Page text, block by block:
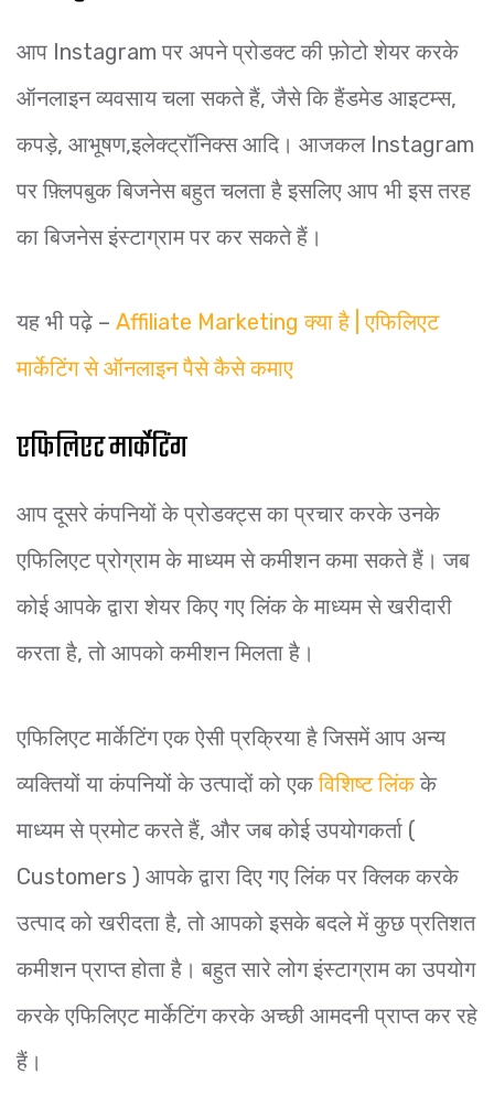
आप Instagram पर अपने प्रोडक्ट की फ़ोटो शेयर करके
ऑनलाइन व्यवसाय चला सकते हैं, जैसे कि हैंडमेड आइटम्स,
कपड़े, आभूषण,इलेक्ट्रॉनिक्स आदि। आजकल Instagram
पर फ़्लिपबुक बिजनेस बहुत चलता है इसलिए आप भी इस तरह
का बिजनेस इंस्टाग्राम पर कर सकते हैं।
यह भी पढ़े – Affiliate Marketing क्या है | एफिलिएट
मार्केटिंग से ऑनलाइन पैसे कैसे कमाए
एफिलिएट मार्केटिंग
आप दूसरे कंपनियों के प्रोडक्ट्स का प्रचार करके उनके
एफिलिएट प्रोग्राम के माध्यम से कमीशन कमा सकते हैं। जब
कोई आपके द्वारा शेयर किए गए लिंक के माध्यम से खरीदारी
करता है, तो आपको कमीशन मिलता है।
एफिलिएट मार्केटिंग एक ऐसी प्रक्रिया है जिसमें आप अन्य
व्यक्तियों या कंपनियों के उत्पादों को एकविशिष्ट लिंकके
माध्यम से प्रमोट करते हैं, और जब कोई उपयोगकर्ता (
Customers ) आपके द्वारा दिए गए लिंक पर क्लिक करके
उत्पाद को खरीदता है, तो आपको इसके बदले में कुछ प्रतिशत
कमीशन प्राप्त होता है। बहुत सारे लोग इंस्टाग्राम का उपयोग
करके एफिलिएट मार्केटिंग करके अच्छी आमदनी प्राप्त कर रहे
हैं।